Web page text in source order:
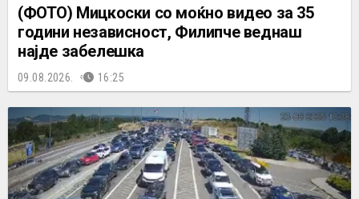
(ФОТО) Мицкоски со моќно видео за 35
години независност, Филипче веднаш
најде забелешка
09.08.2026. 16:25